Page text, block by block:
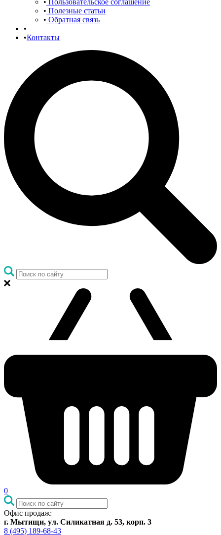
Пользовательское соглашение
Полезные статьи
Обратная связь
Контакты
0
Офис продаж:
г. Мытищи, ул. Силикатная д. 53, корп. 3
8 (495) 189-68-43